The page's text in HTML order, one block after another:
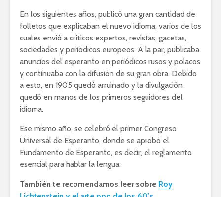
En los siguientes años, publicó una gran cantidad de
folletos que explicaban el nuevo idioma, varios de los
cuales envió a críticos expertos, revistas, gacetas,
sociedades y periódicos europeos. A la par, publicaba
anuncios del esperanto en periódicos rusos y polacos
y continuaba con la difusión de su gran obra. Debido
a esto, en 1905 quedó arruinado y la divulgación
quedó en manos de los primeros seguidores del
idioma.
Ese mismo año, se celebró el primer Congreso
Universal de Esperanto, donde se aprobó el
Fundamento de Esperanto, es decir, el reglamento
esencial para hablar la lengua.
También te recomendamos leer sobre Roy